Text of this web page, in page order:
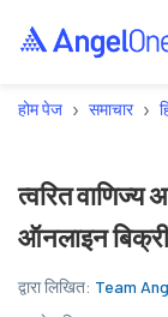
होम पेज › समाचार ›
त्वरित वाणिज्य
ऑनलाइन
द्वारा लिखित: Team